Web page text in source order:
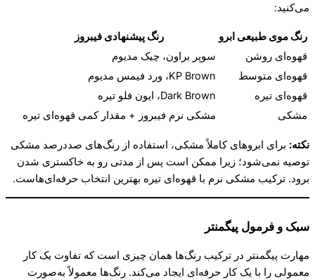
می‌کنید:
رنگ موی طبیعی ابرو
رنگ پیشنهادی فیبروز
قهوه‌ای روشن
سوپر براون، چیک مدیوم
قهوه‌ای متوسط
KP Brown، ورد فیمس مدیوم
قهوه‌ای تیره
Dark Brown، ایون فلو تیره
مشکی
مشکی نرم فیبروز + مقدار کمی قهوه‌ای تیره
نکته:برای ابروهای کاملاً مشکی، استفاده از رنگ‌های صددرصد مشکی
توصیه نمی‌شود؛ زیرا ممکن است پس از مدتی رو به خاکستری شدن
برود. ترکیب مشکی نرم با قهوه‌ای تیره بهترین انتخاب حرفه‌ای‌هاست.
سبک و فرمول پیگمنتر
مهارت پیگمنتر در ترکیب رنگ‌ها همان چیزی است که تفاوت یک کار
معمولی را با یک کار حرفه‌ای ایجاد می‌کند. رنگ‌ها معمولاً به‌صورت